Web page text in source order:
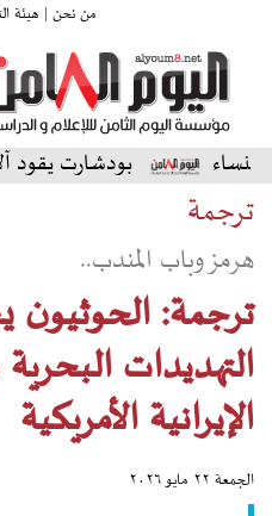
من نحن | هيئة
بودشارت يقود آلاف الأصوات
ترجمة
هرمز وباب المندب..
ترجمة: الحوثيون
التهديدات
الإيرانية الأمريكية
الجمعة ٢٢ مايو ٢٠٢٦